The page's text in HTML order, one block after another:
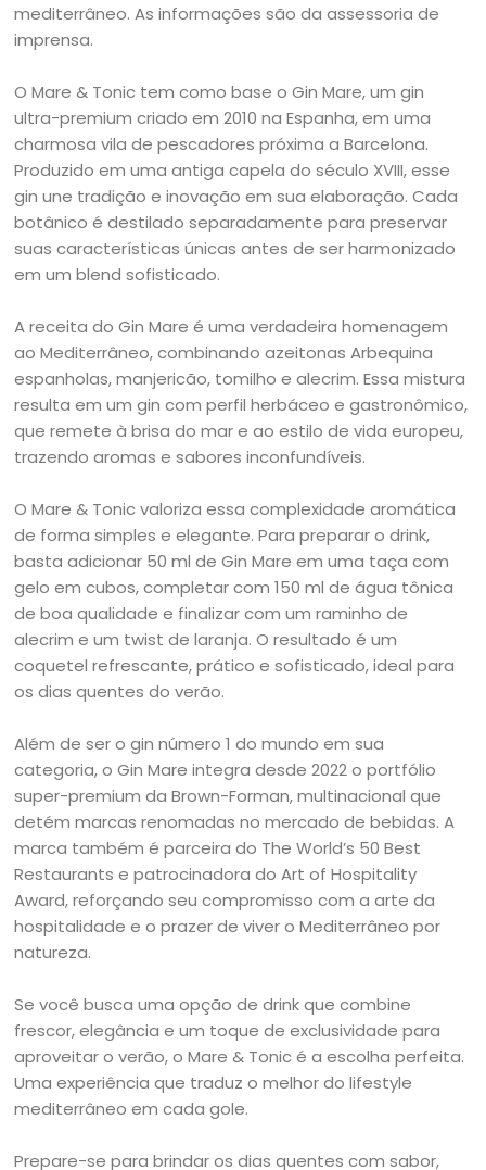
mediterrâneo. As informações são da assessoria de
imprensa.
O Mare & Tonic tem como base o Gin Mare, um gin
ultra-premium criado em 2010 na Espanha, em uma
charmosa vila de pescadores próxima a Barcelona.
Produzido em uma antiga capela do século XVIII, esse
gin une tradição e inovação em sua elaboração. Cada
botânico é destilado separadamente para preservar
suas características únicas antes de ser harmonizado
em um blend sofisticado.
A receita do Gin Mare é uma verdadeira homenagem
ao Mediterrâneo, combinando azeitonas Arbequina
espanholas, manjericão, tomilho e alecrim. Essa mistura
resulta em um gin com perfil herbáceo e gastronômico,
que remete à brisa do mar e ao estilo de vida europeu,
trazendo aromas e sabores inconfundíveis.
O Mare & Tonic valoriza essa complexidade aromática
de forma simples e elegante. Para preparar o drink,
basta adicionar 50 ml de Gin Mare em uma taça com
gelo em cubos, completar com 150 ml de água tônica
de boa qualidade e finalizar com um raminho de
alecrim e um twist de laranja. O resultado é um
coquetel refrescante, prático e sofisticado, ideal para
os dias quentes do verão.
Além de ser o gin número 1 do mundo em sua
categoria, o Gin Mare integra desde 2022 o portfólio
super-premium da Brown-Forman, multinacional que
detém marcas renomadas no mercado de bebidas. A
marca também é parceira do The World’s 50 Best
Restaurants e patrocinadora do Art of Hospitality
Award, reforçando seu compromisso com a arte da
hospitalidade e o prazer de viver o Mediterrâneo por
natureza.
Se você busca uma opção de drink que combine
frescor, elegância e um toque de exclusividade para
aproveitar o verão, o Mare & Tonic é a escolha perfeita.
Uma experiência que traduz o melhor do lifestyle
mediterrâneo em cada gole.
Prepare-se para brindar os dias quentes com sabor,